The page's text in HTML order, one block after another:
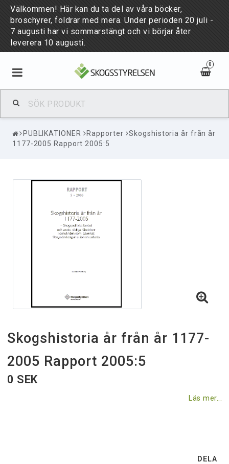
Välkommen! Här kan du ta del av våra böcker,
broschyrer, foldrar med mera. Under perioden 20 juli -
7 augusti har vi sommarstängt och vi börjar åter
leverera 10 augusti.
0
BÖCKER & BROSCHYRER
PUBLIKATIONER
NYHETER
PUBLICATIONS
Till skogsstyrelsen.se
PUBLIKATIONER Rapporter
Skogshistoria år från år
1177-2005 Rapport 2005:5
Skogshistoria år från år 1177-
2005 Rapport 2005:5
0 SEK
Läs mer...
DELA